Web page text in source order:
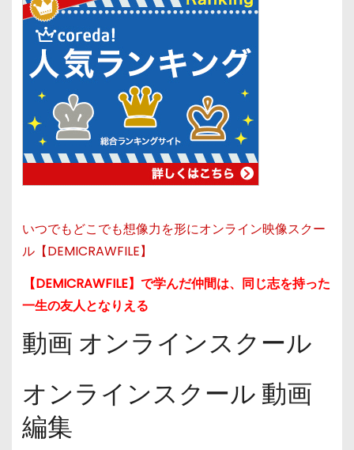
いつでもどこでも想像力を形にオンライン映像スクー
ル【DEMICRAWFILE】
【DEMICRAWFILE】で学んだ仲間は、同じ志を持った
一生の友人となりえる
動画 オンラインスクール
オンラインスクール 動画
編集